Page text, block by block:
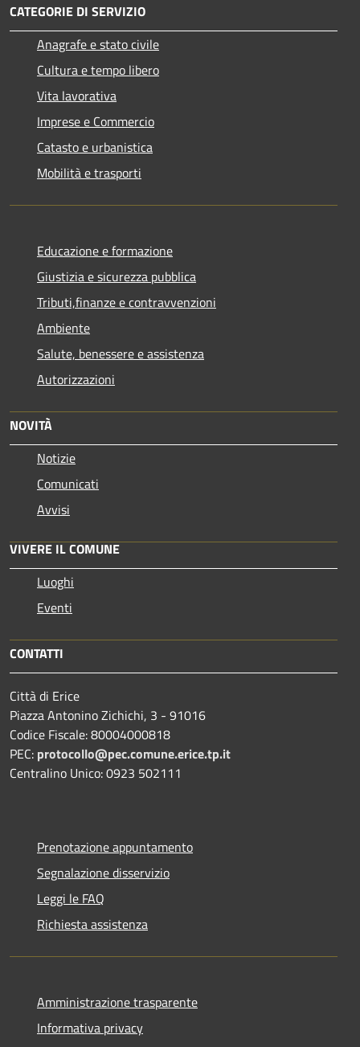
CATEGORIE DI SERVIZIO
Anagrafe e stato civile
Cultura e tempo libero
Vita lavorativa
Imprese e Commercio
Catasto e urbanistica
Mobilità e trasporti
Educazione e formazione
Giustizia e sicurezza pubblica
Tributi,finanze e contravvenzioni
Ambiente
Salute, benessere e assistenza
Autorizzazioni
NOVITÀ
Notizie
Comunicati
Avvisi
VIVERE IL COMUNE
Luoghi
Eventi
CONTATTI
Città di Erice
Piazza Antonino Zichichi, 3 - 91016
Codice Fiscale: 80004000818
PEC: protocollo@pec.comune.erice.tp.it
Centralino Unico: 0923 502111
Prenotazione appuntamento
Segnalazione disservizio
Leggi le FAQ
Richiesta assistenza
Amministrazione trasparente
Informativa privacy